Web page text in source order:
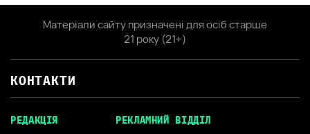
Матеріали сайту призначені для осіб старше
21 року (21+)
КОНТАКТИ
РЕДАКЦІЯ РЕКЛАМНИЙ ВІДДІЛ